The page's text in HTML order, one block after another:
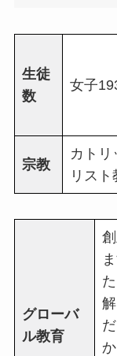
生徒
数
女子
宗教
カトリ
リスト
グローバ
ル教育